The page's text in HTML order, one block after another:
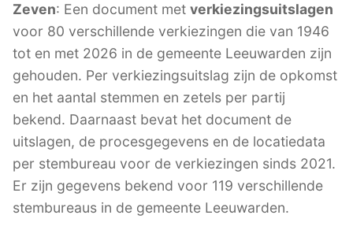
Zeven: Een document met verkiezingsuitslagen
voor 80 verschillende verkiezingen die van 1946
tot en met 2026 in de gemeente Leeuwarden zijn
gehouden. Per verkiezingsuitslag zijn de opkomst
en het aantal stemmen en zetels per partij
bekend. Daarnaast bevat het document de
uitslagen, de procesgegevens en de locatiedata
per stembureau voor de verkiezingen sinds 2021.
Er zijn gegevens bekend voor 119 verschillende
stembureaus in de gemeente Leeuwarden.